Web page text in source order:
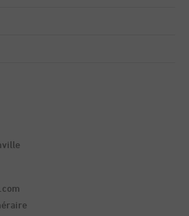
et magnis dis parturient